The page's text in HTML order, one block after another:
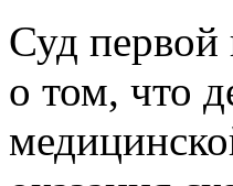
Суд
о том, что